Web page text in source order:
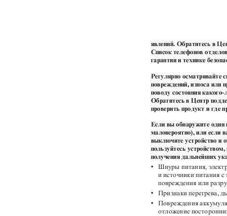
явлений. Обратитесь в
Список телефонов
гарантии и технике
Регулярно осматривайте
повреждений, износа или
поводу состояния
Обратитесь в Центр
проверить продукт и где
Если вы обнаружите один
маловероятно), или если
выключите устройство и
пользуйтесь
получения дальнейших
v Шнуры питания,
и источники питания
повреждения или
v Признаки перегрева,
v
Повреждения
отложение